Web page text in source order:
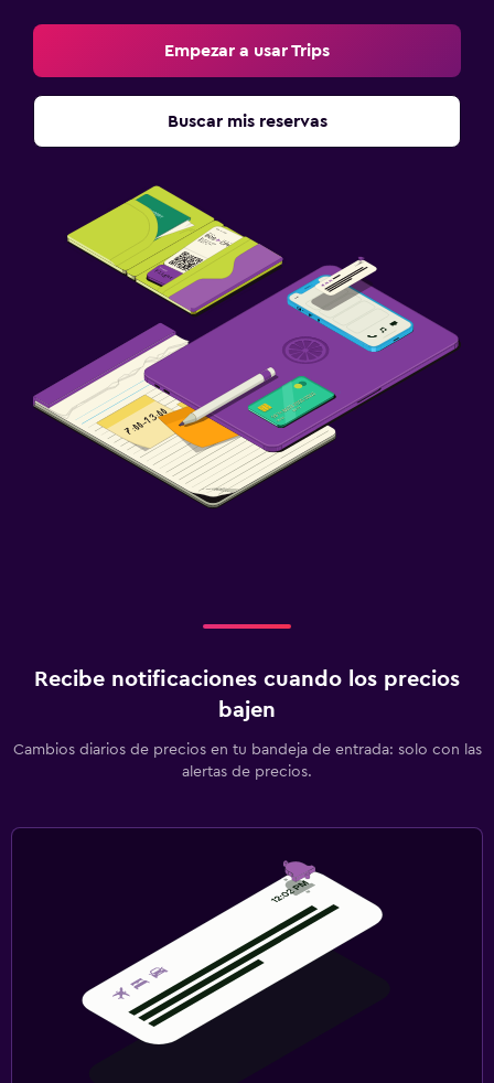
Empezar a usar Trips
Buscar mis reservas
Recibe notificaciones cuando los precios
bajen
Cambios diarios de precios en tu bandeja de entrada: solo con las
alertas de precios.